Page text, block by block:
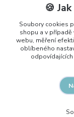
+420 737 937 936
🍪
Soubory cookies
shopu a v
webu, měření
oblíbeného